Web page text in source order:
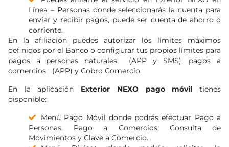
Línea – Personas donde seleccionarás la cuenta para
enviar y recibir pagos, puede ser cuenta de ahorro o
corriente.
En la afiliación puedes autorizar los límites máximos
definidos por el Banco o configurar tus propios límites para
pagos a personas naturales (APP y SMS), pagos a
comercios (APP) y Cobro Comercio.
En la aplicación Exterior NEXO pago móvil tienes
disponible:
Menú Pago Móvil donde podrás efectuar Pago a
Personas, Pago a Comercios, Consulta de
Movimientos y Clave a Comercio.